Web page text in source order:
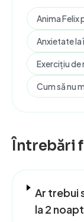
Anima Felix
Anxietate la
Exercițiu de
Cum să nu
Întrebări
Ar trebui
la 2